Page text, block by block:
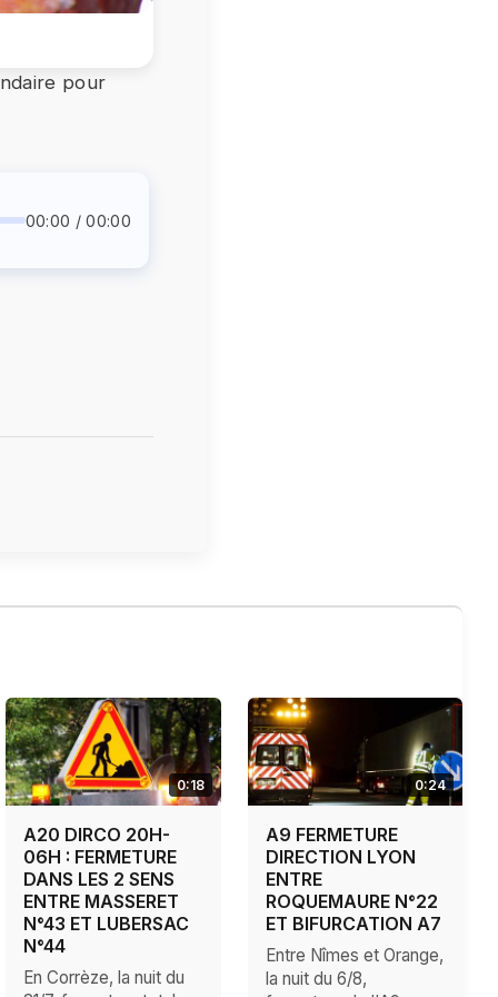
pour
00:00 / 00:00
0:18
A20 DIRCO 20H-
06H : FERMETURE
DANS LES 2 SENS
ENTRE MASSERET
N°43 ET LUBERSAC
N°44
En Corrèze, la nuit du
0:24
A9 FERMETURE
DIRECTION LYON
ENTRE
ROQUEMAURE N°22
ET BIFURCATION A7
Entre Nîmes et Orange,
la nuit du 6/8,